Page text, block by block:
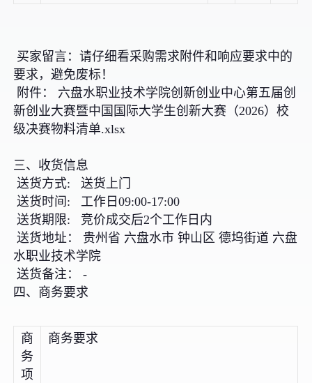
买家留言：请仔细看采购需求附件和响应要求中的
要求，避免废标！
附件： 六盘水职业技术学院创新创业中心第五届创
新创业大赛暨中国国际大学生创新大赛（2026）校
级决赛物料清单.xlsx
三、收货信息
送货方式: 送货上门
送货时间: 工作日09:00-17:00
送货期限: 竞价成交后2个工作日内
送货地址： 贵州省 六盘水市 钟山区 德坞街道 六盘
水职业技术学院
送货备注： -
四、商务要求
商
务
项
商务要求